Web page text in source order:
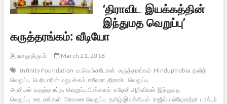
‘திராவிட இயக்கத்தின்
இந்துமத வெறுப்பு’
கருத்தரங்கம்: வீடியோ
நமது நிருபர்
March 21, 2018
Infinity Foundation ம.வெங்கடேசன் கருத்தரங்கம் Hinduphobia தலித்
வெறுப்பு பெரியாரின் மறுபக்கம். ஈவேரா திராவிட வெறுப்பு
அரசியல் கருத்தரங்கு வெறுப்பு பிரச்சாரம் சுதேசி அறிவியல் இந்துமத
வெறுப்பு ஊடகங்கள் பிராமண வெறுப்பு தமிழ் இலக்கியம் ராஜீவ் மல்ஹோத்ரா டாக்டர்